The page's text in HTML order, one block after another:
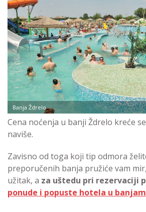
Banja Ždrelo
Cena noćenja u banji Ždrelo kreće
naviše.
Zavisno od toga koji tip odmora
preporučenih banja pružiće vam
užitak, a za uštedu pri rezervaciji
ponude i popuste hotela u